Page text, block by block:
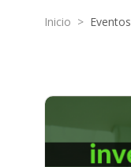
Inicio > Eventos